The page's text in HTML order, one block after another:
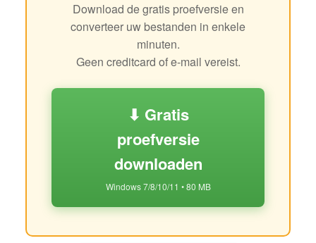
Download de gratis proefversie en
converteer uw bestanden in enkele
minuten.
Geen creditcard of e-mail vereist.
⬇ Gratis
proefversie
downloaden
Windows 7/8/10/11 • 80 MB